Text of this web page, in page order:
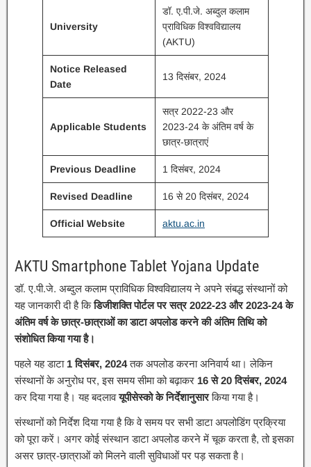
University
डॉ. ए.पी.जे. अब्दुल कलाम
प्राविधिक विश्वविद्यालय
(AKTU)
Notice Released
Date
13 दिसंबर, 2024
Applicable Students
सत्र 2022-23 और
2023-24 के अंतिम वर्ष के
छात्र-छात्राएं
Previous Deadline 1 दिसंबर, 2024
Revised Deadline 16 से 20 दिसंबर, 2024
Official Website aktu.ac.in
AKTU Smartphone Tablet Yojana Update
डॉ. ए.पी.जे. अब्दुल कलाम प्राविधिक विश्वविद्यालय ने अपने संबद्ध संस्थानों को
यह जानकारी दी है किडिजीशक्ति पोर्टल पर सत्र 2022-23 और 2023-24 के
अंतिम वर्ष के छात्र-छात्राओं का डाटा अपलोड करने की अंतिम तिथि को
संशोधित किया गया है।
पहले यह डाटा 1 दिसंबर, 2024तक अपलोड करना अनिवार्य था। लेकिन
संस्थानों के अनुरोध पर, इस समय सीमा को बढ़ाकर 16 से 20 दिसंबर, 2024
कर दिया गया है। यह बदलावयूपीसेस्को के निर्देशानुसारकिया गया है।
संस्थानों को निर्देश दिया गया है कि वे समय पर सभी डाटा अपलोडिंग प्रक्रिया
को पूरा करें। अगर कोई संस्थान डाटा अपलोड करने में चूक करता है, तो इसका
असर छात्र-छात्राओं को मिलने वाली सुविधाओं पर पड़ सकता है।